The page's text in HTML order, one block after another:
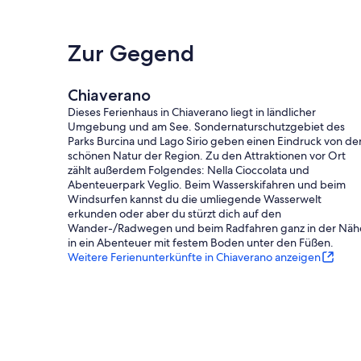
Zur Gegend
Chiaverano
Dieses Ferienhaus in Chiaverano liegt in ländlicher
Umgebung und am See. Sondernaturschutzgebiet des
Parks Burcina und Lago Sirio geben einen Eindruck von
schönen Natur der Region. Zu den Attraktionen vor Ort
zählt außerdem Folgendes: Nella Cioccolata und
Abenteuerpark Veglio. Beim Wasserskifahren und beim
Windsurfen kannst du die umliegende Wasserwelt
erkunden oder aber du stürzt dich auf den
Wander-/Radwegen und beim Radfahren ganz in der
in ein Abenteuer mit festem Boden unter den Füßen.
Weitere Ferienunterkünfte in Chiaverano anzeigen